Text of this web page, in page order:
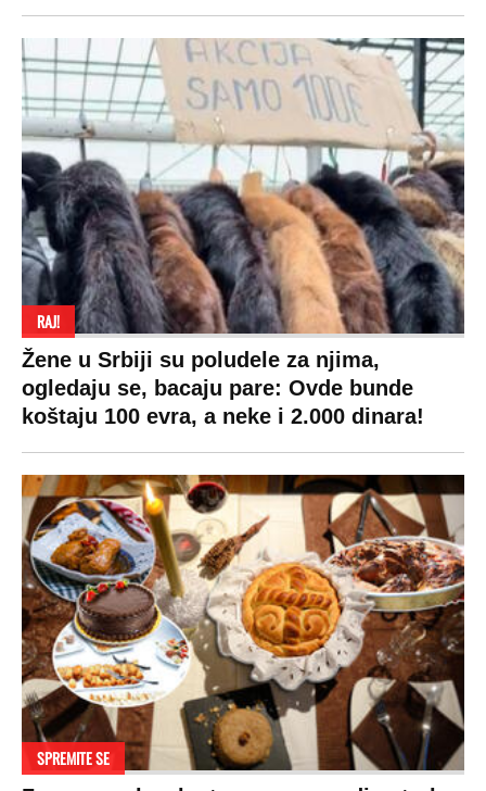
Sudbine
LIFESTYLE
Stil
Ljubav
Zdravlje
Hi-Tech
Kultura
SVET
Planeta
Globalno zagrevanje
Hrvatska
BiH
Crna Gora
Makedonija
Auto
MONDO INC.
Impressum
Kontakt
Marketing
Politika o kolačićima
Uslovi korišćenja
Politika privatnosti
Privacy policy
Terms of service
Prijatelji sajta
Copyright © Espreso.co.rs 2026. Sva prava zadržana. Mondo inc.